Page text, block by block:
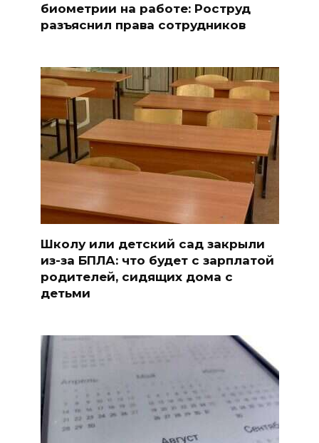
биометрии на работе: Роструд
разъяснил права сотрудников
Школу или детский сад закрыли
из-за БПЛА: что будет с зарплатой
родителей, сидящих дома с
детьми